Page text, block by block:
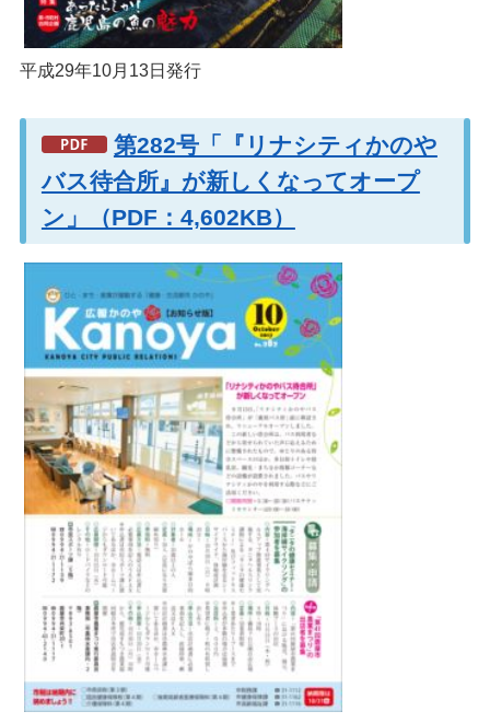
平成29年10月13日発行
第282号「『リナシティかのや
バス待合所』が新しくなってオープ
ン」（PDF：4,602KB）